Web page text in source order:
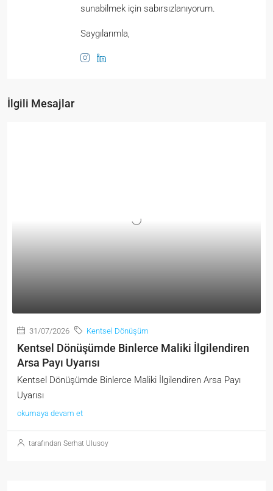
sunabilmek için sabırsızlanıyorum.
Saygılarımla,
İlgili Mesajlar
31/07/2026 Kentsel Dönüşüm
Kentsel Dönüşümde Binlerce Maliki İlgilendiren
Arsa Payı Uyarısı
Kentsel Dönüşümde Binlerce Maliki İlgilendiren Arsa Payı
Uyarısı
okumaya devam et
tarafından Serhat Ulusoy